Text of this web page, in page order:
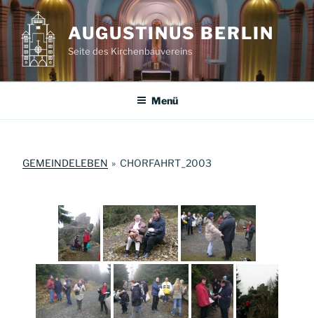
Zum
Inhalt
springen
AUGUSTINUS BERLIN
Seite des Kirchenbauvereins
Menü
GEMEINDELEBEN » CHORFAHRT_2003